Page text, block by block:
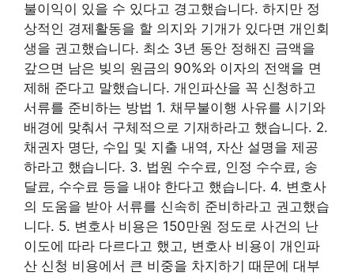
불이익이 있을 수 있다고 경고했습니다. 하지만 정
상적인 경제활동을 할 의지와 기개가 있다면 개인회
생을 권고했습니다. 최소 3년 동안 정해진 금액을
갚으면 남은 빚의 원금의 90%와 이자의 전액을 면
제해 준다고 말했습니다. 개인파산을 꼭 신청하고
서류를 준비하는 방법 1. 채무불이행 사유를 시기와
배경에 맞춰서 구체적으로 기재하라고 했습니다. 2.
채권자 명단, 수입 및 지출 내역, 자산 설명을 제공
하라고 했습니다. 3. 법원 수수료, 인정 수수료, 송
달료, 수수료 등을 내야 한다고 했습니다. 4. 변호사
의 도움을 받아 서류를 신속히 준비하라고 권고했습
니다. 5. 변호사 비용은 150만원 정도로 사건의 난
이도에 따라 다르다고 했고, 변호사 비용이 개인파
산 신청 비용에서 큰 비중을 차지하기 때문에 대부